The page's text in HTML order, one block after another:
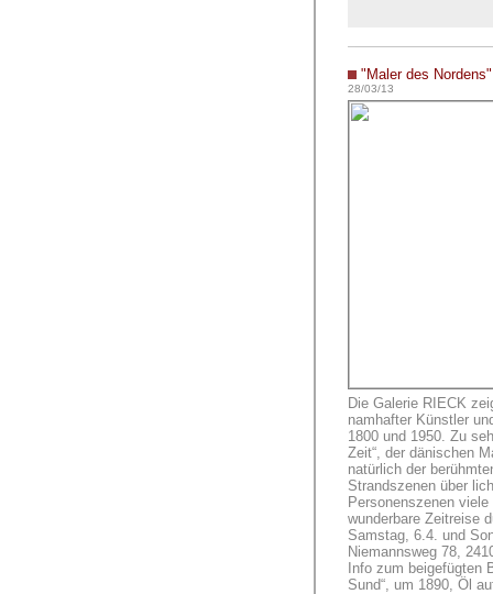
"Maler des Nordens"
28/03/13
Die Galerie RIECK
namhafter Künstler
1800 und 1950. Zu
Zeit“, der dänischen
natürlich der
Strandszenen über
Personenszenen
wunderbare Zeitreise
Samstag, 6.4. und
Niemannsweg 78,
Info zum beigefügten
Sund“, um 1890, Öl